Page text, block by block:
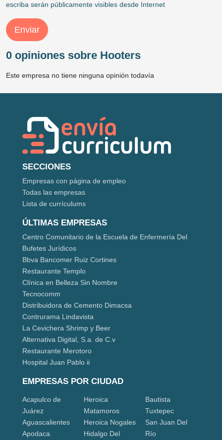
escriba serán públicamente visibles desde Internet
Enviar
0 opiniones sobre Hooters
Este empresa no tiene ninguna opinión todavía
SECCIONES
Empresas con página de empleo
Todas las empresas
Lista de currículums
ÚLTIMAS EMPRESAS
Centro Comunitario de la Escuela de Enfermería Del
Bufetes Jurídicos
Bbva Bancomer Ruiz Cortines
Restaurante Templo
Clínica en Belleza Sin Nombre
Tecnocomm
Distribuidora de Cemento Dimacsa
Contrurama Lindavista
La Cevichera Shrimp y Beer
Alternativa Digital, S.a. de C.v
Restaurante Merotoro
Hospital Juan Pablo ii
EMPRESAS POR CIUDAD
Acapulco de
Juárez
Aguascalientes
Apodaca
Heroica
Matamoros
Heroica Nogales
Hidalgo Del
Bautista
Tuxtepec
San Juan Del
Río